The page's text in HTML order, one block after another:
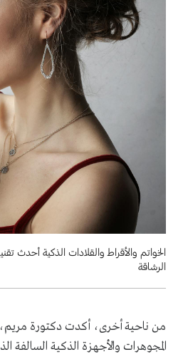
الخواتم والأقراط والقلادات الذكية أحدث
الرشاقة
من ناحية أخرى، أكدت دكتورة مريم،
المجوهرات والأجهزة الذكية السالفة